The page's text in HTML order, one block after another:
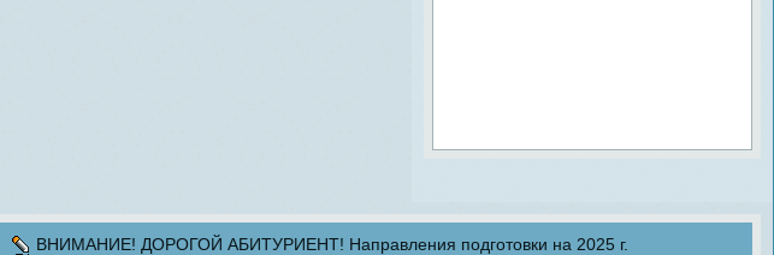
ВНИМАНИЕ! ДОРОГОЙ АБИТУРИЕНТ! Направления подготовки на 2025 г.